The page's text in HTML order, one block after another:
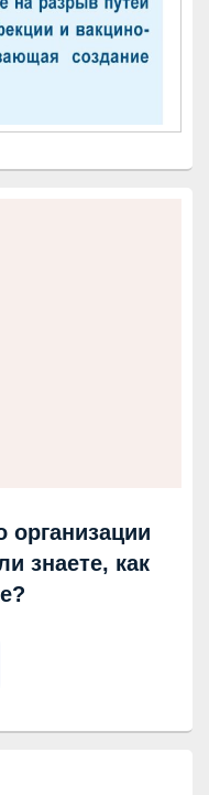
организации
знаете, как